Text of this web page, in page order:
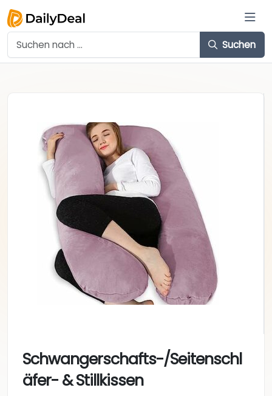
Suchen
Schwangerschafts-/Seitenschl
äfer- & Stillkissen